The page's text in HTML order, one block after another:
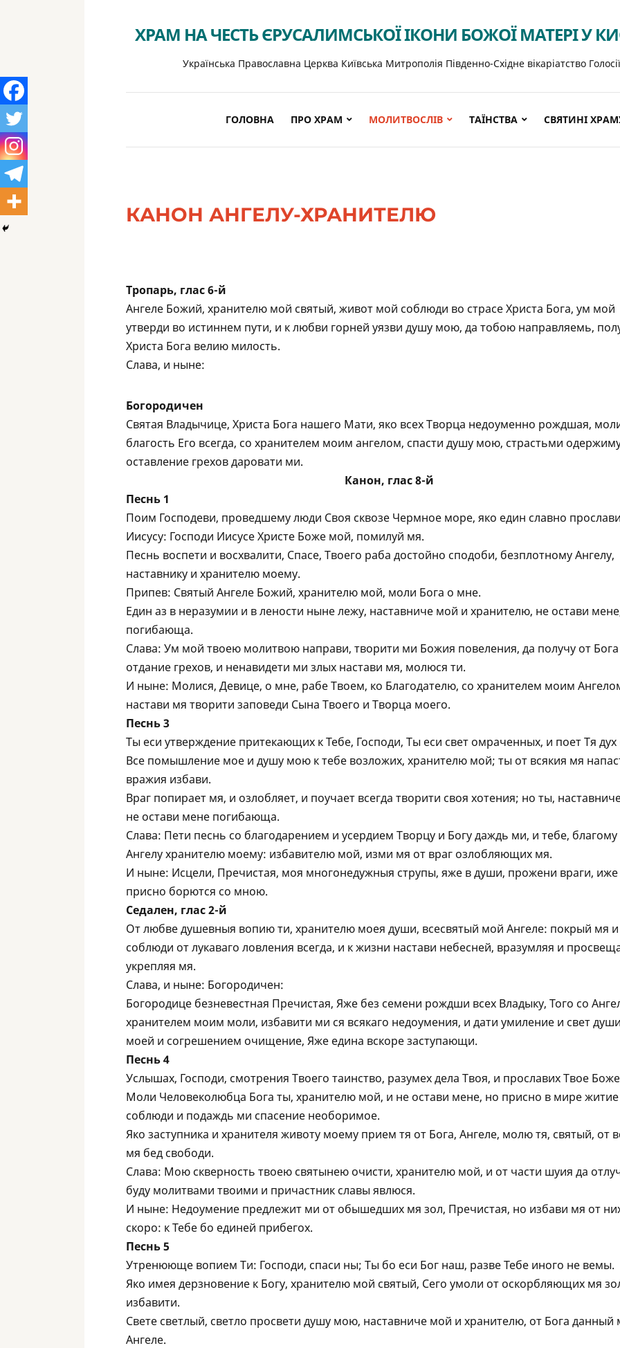
ХРАМ НА ЧЕСТЬ ЄРУСАЛИМСЬКОЇ ІКОНИ БОЖОЇ МАТЕРІ У
Українська Православна Церква Київська Митрополія Південно-Східне вікаріатство
ГОЛОВНА ПРО ХРАМ МОЛИТВОСЛІВ ТАЇНСТВА СВЯТИНІ
КАНОН АНГЕЛУ-ХРАНИТЕЛЮ
Тропарь, глас 6-й
Ангеле Божий, хранителю мой святый, живот мой соблюди во страсе Христа Бога, ум мой
утверди во истиннем пути, и к любви горней уязви душу мою, да тобою направляемь,
Христа Бога велию милость.
Слава, и ныне:
Богородичен
Святая Владычице, Христа Бога нашего Мати, яко всех Творца недоуменно рождшая,
благость Его всегда, со хранителем моим ангелом, спасти душу мою, страстьми
оставление грехов даровати ми.
Канон, глас 8-й
Песнь 1
Поим Господеви, проведшему люди Своя сквозе Чермное море, яко един славно
Иисусу: Господи Иисусе Христе Боже мой, помилуй мя.
Песнь воспети и восхвалити, Спасе, Твоего раба достойно сподоби, безплотному Aнгелу,
наставнику и хранителю моему.
Припев: Святый Aнгеле Божий, хранителю мой, моли Бога о мне.
Един аз в неразумии и в лености ныне лежу, наставниче мой и хранителю, не остави
погибающа.
Слава: Ум мой твоею молитвою направи, творити ми Божия повеления, да получу от Бога
отдание грехов, и ненавидети ми злых настави мя, молюся ти.
И ныне: Молися, Девице, о мне, рабе Твоем, ко Благодателю, со хранителем моим
настави мя творити заповеди Сына Твоего и Творца моего.
Песнь 3
Ты еси утверждение притекающих к Тебе, Господи, Ты еси свет омраченных, и поет Тя
Все помышление мое и душу мою к тебе возложих, хранителю мой; ты от всякия мя
вражия избави.
Враг попирает мя, и озлобляет, и поучает всегда творити своя хотения; но ты,
не остави мене погибающа.
Слава: Пети песнь со благодарением и усердием Творцу и Богу даждь ми, и тебе, благому
Aнгелу хранителю моему: избавителю мой, изми мя от враг озлобляющих мя.
И ныне: Исцели, Пречистая, моя многонедужныя струпы, яже в души, прожени враги, иже
присно борются со мною.
Седален, глас 2-й
От любве душевныя вопию ти, хранителю моея души, всесвятый мой Aнгеле: покрый мя и
соблюди от лукаваго ловления всегда, и к жизни настави небесней, вразумляя и
укрепляя мя.
Слава, и ныне: Богородичен:
Богородице безневестная Пречистая, Яже без семени рождши всех Владыку, Того со
хранителем моим моли, избавити ми ся всякаго недоумения, и дати умиление и свет души
моей и согрешением очищение, Яже едина вскоре заступающи.
Песнь 4
Услышах, Господи, смотрения Твоего таинство, разумех дела Твоя, и прославих Твое
Моли Человеколюбца Бога ты, хранителю мой, и не остави мене, но присно в мире
соблюди и подаждь ми спасение необоримое.
Яко заступника и хранителя животу моему прием тя от Бога, Aнгеле, молю тя, святый, от
мя бед свободи.
Слава: Мою скверность твоею святынею очисти, хранителю мой, и от части шуия да
буду молитвами твоими и причастник славы явлюся.
И ныне: Недоумение предлежит ми от обышедших мя зол, Пречистая, но избави мя от
скоро: к Тебе бо единей прибегох.
Песнь 5
Утренююще вопием Ти: Господи, спаси ны; Ты бо еси Бог наш, разве Тебе иного не вемы.
Яко имея дерзновение к Богу, хранителю мой святый, Сего умоли от оскорбляющих мя
избавити.
Свете светлый, светло просвети душу мою, наставниче мой и хранителю, от Бога данный
Aнгеле.